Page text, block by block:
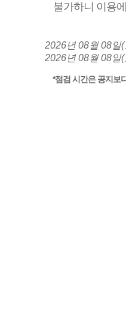
불가하니 이용
2026년 08월 08일
2026년 08월 08일
*점검 시간은 공지보